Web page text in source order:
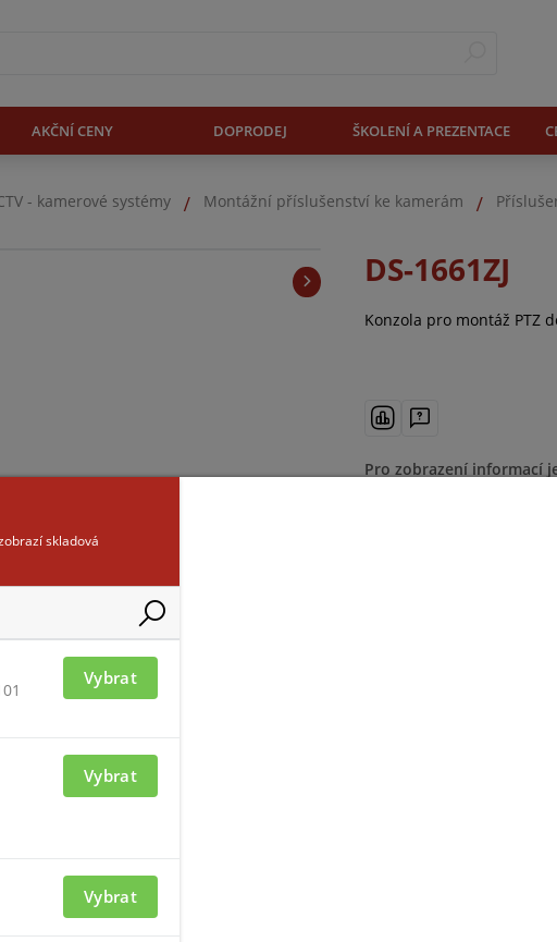
AKČNÍ CENY DOPRODEJ ŠKOLENÍ A PREZENTACE
- kamerové systémy Montážní příslušenství ke kamerám
DS-1661ZJ
Konzola pro montáž PTZ
Pro zobrazení informací
PTZ kamery, materiál hliník, bílá barva, průměr 117mm, výška 200mm,
ke kamerám
skladová
Vybrat
Vybrat
Vybrat